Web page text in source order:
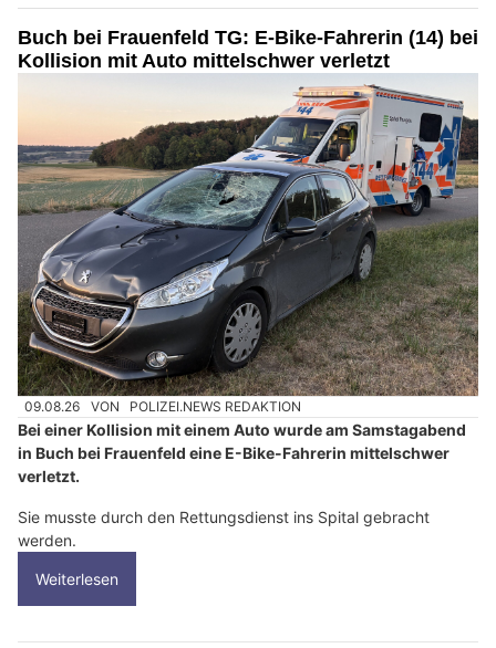
Buch bei Frauenfeld TG: E-Bike-Fahrerin (14) bei
Kollision mit Auto mittelschwer verletzt
09.08.26 VON POLIZEI.NEWS REDAKTION
Bei einer Kollision mit einem Auto wurde am Samstagabend
in Buch bei Frauenfeld eine E-Bike-Fahrerin mittelschwer
verletzt.
Sie musste durch den Rettungsdienst ins Spital gebracht
werden.
Weiterlesen